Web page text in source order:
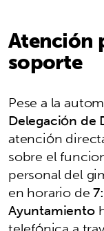
Atención
soporte
Pese a la
Delegación de
atención
sobre el
personal del
en horario de
Ayuntamiento